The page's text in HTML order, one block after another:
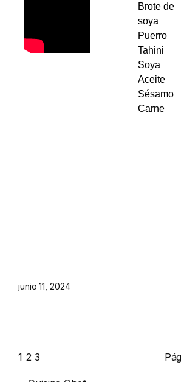
Brote de
soya
Puerro
Tahini
Soya
Aceite
Sésamo
Carne
junio 11, 2024
1 2 3